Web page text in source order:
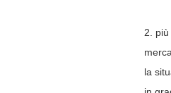
2.
la